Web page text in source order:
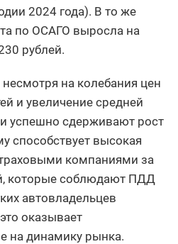
2024 года). В то же
по ОСАГО выросла на
рублей.
на колебания цен
и увеличение средней
успешно сдерживают рост
способствует высокая
компаниями за
которые соблюдают ПДД
автовладельцев
оказывает
на динамику рынка.